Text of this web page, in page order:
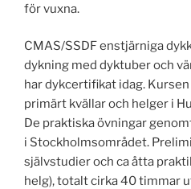
för vuxna.
CMAS/SSDF enstjärniga
dykning med dyktuber och
har dykcertifikat idag.
primärt kvällar och helger i
De praktiska övningar
i Stockholms­området.
självstudier och ca åtta
helg), totalt cirka 40 timmar